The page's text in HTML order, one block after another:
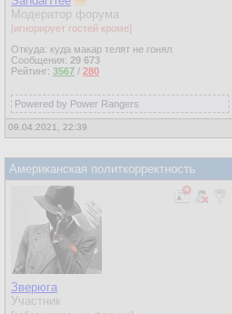
Модератор форума
[игнорирует гостей кроме]
Откуда: куда макар телят не гонял
Сообщения: 29 673
Рейтинг: 3567 / 280
Powered by Power Rangers
09.04.2021, 22:39
Американская политкорректность
Зверюга
Участник